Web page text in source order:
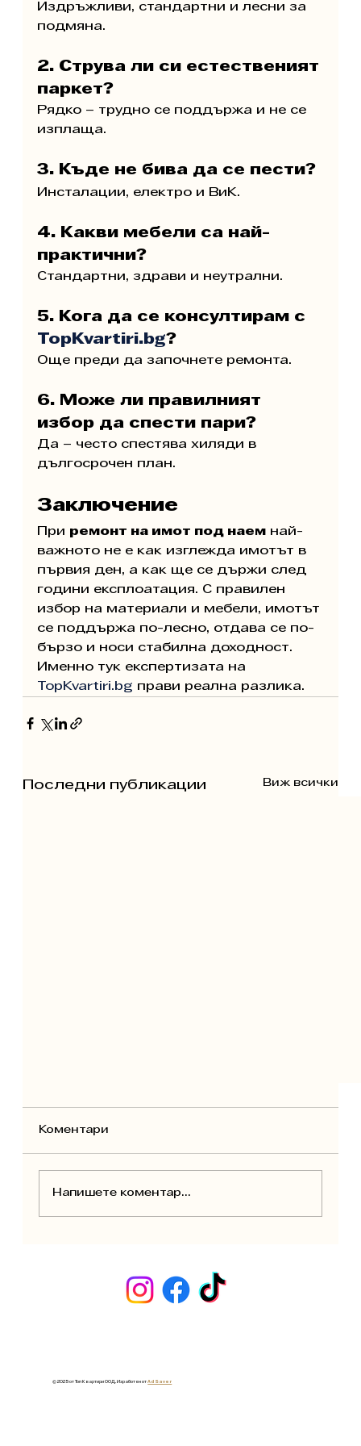
Издръжливи, стандартни и лесни за
подмяна.
2. Струва ли си естественият
паркет?
Рядко – трудно се поддържа и не се
изплаща.
3. Къде не бива да се пести?
Инсталации, електро и ВиК.
4. Какви мебели са най-
практични?
Стандартни, здрави и неутрални.
5. Кога да се консултирам с
TopKvartiri.bg?
Още преди да започнете ремонта.
6. Може ли правилният
избор да спести пари?
Да – често спестява хиляди в
дългосрочен план.
Заключение
При ремонт на имот под наем най-
важното не е как изглежда имотът в
първия ден, а как ще се държи след
години експлоатация. С правилен
избор на материали и мебели, имотът
се поддържа по-лесно, отдава се по-
бързо и носи стабилна доходност.
Именно тук експертизата на
TopKvartiri.bg прави реална разлика.
Последни публикации Виж всички
Коментари
Напишете коментар...
© 2025 от Топ Квартири ООД. Изработен отAd Saver